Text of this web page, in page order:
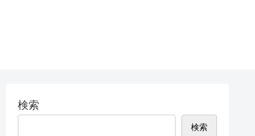
検索
検索